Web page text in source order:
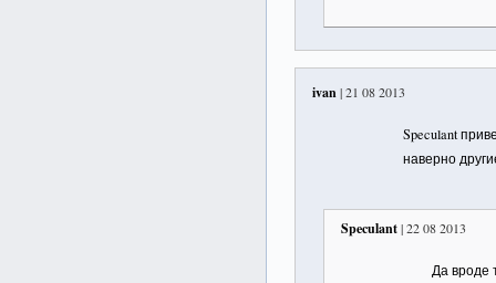
ivan| 21 08 2013
Speculant
наверно
Speculant| 22 08 2013
Да вроде